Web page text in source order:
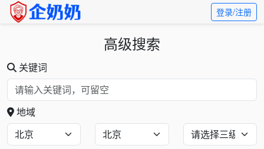
登录/注册
高级搜索
关键词
地域